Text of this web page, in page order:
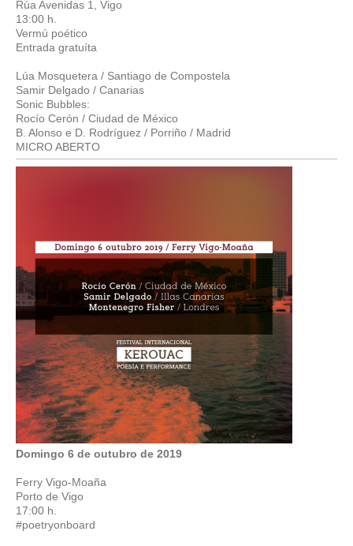
Rúa Avenidas 1, Vigo
13:00 h.
Vermú poético
Entrada gratuíta
Lúa Mosquetera / Santiago de Compostela
Samir Delgado / Canarias
Sonic Bubbles:
Rocío Cerón / Ciudad de México
B. Alonso e D. Rodríguez / Porriño / Madrid
MICRO ABERTO
Domingo 6 de outubro de 2019
Ferry Vigo-Moaña
Porto de Vigo
17:00 h.
#poetryonboard